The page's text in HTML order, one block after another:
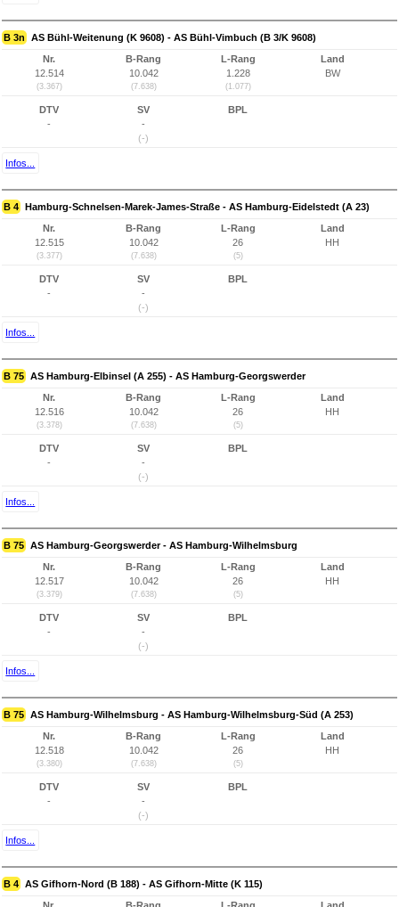
B 3n AS Bühl-Weitenung (K 9608) - AS Bühl-Vimbuch (B 3/K 9608)
Nr.
12.514
(3.367)
B-Rang
10.042
(7.638)
L-Rang
1.228
(1.077)
Land
BW
DTV
-
SV
-
(-)
BPL
Infos...
B 4 Hamburg-Schnelsen-Marek-James-Straße - AS Hamburg-Eidelstedt (A 23)
Nr.
12.515
(3.377)
B-Rang
10.042
(7.638)
L-Rang
26
(5)
Land
HH
DTV
-
SV
-
(-)
BPL
Infos...
B 75 AS Hamburg-Elbinsel (A 255) - AS Hamburg-Georgswerder
Nr.
12.516
(3.378)
B-Rang
10.042
(7.638)
L-Rang
26
(5)
Land
HH
DTV
-
SV
-
(-)
BPL
Infos...
B 75 AS Hamburg-Georgswerder - AS Hamburg-Wilhelmsburg
Nr.
12.517
(3.379)
B-Rang
10.042
(7.638)
L-Rang
26
(5)
Land
HH
DTV
-
SV
-
(-)
BPL
Infos...
B 75 AS Hamburg-Wilhelmsburg - AS Hamburg-Wilhelmsburg-Süd (A 253)
Nr.
12.518
(3.380)
B-Rang
10.042
(7.638)
L-Rang
26
(5)
Land
HH
DTV
-
SV
-
(-)
BPL
Infos...
B 4 AS Gifhorn-Nord (B 188) - AS Gifhorn-Mitte (K 115)